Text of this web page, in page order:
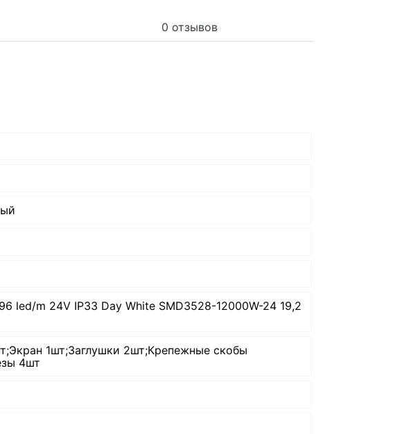
0 отзывов
led/m 24V IP33 Day White SMD3528-12000W-24 19,2
1шт;Заглушки 2шт;Крепежные скобы
4шт